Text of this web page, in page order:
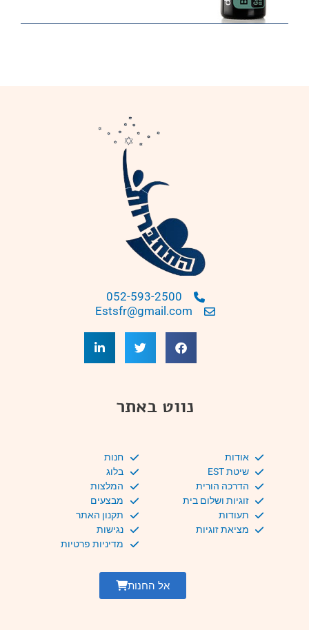
052-593-2500
Estsfr@gmail.com
נווט באתר
אודות
שיטת EST
הדרכה הורית
זוגיות ושלום בית
תעודות
מציאת זוגיות
חנות
בלוג
המלצות
מבצעים
תקנון האתר
נגישות
מדיניות פרטיות
אל החנות